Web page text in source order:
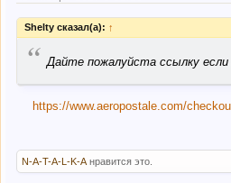
Shelty сказал(а): ↑
“ Дайте пожалуйста ссылку
https://www.aeropostale.com/
N-A-T-A-L-K-A нравится это.